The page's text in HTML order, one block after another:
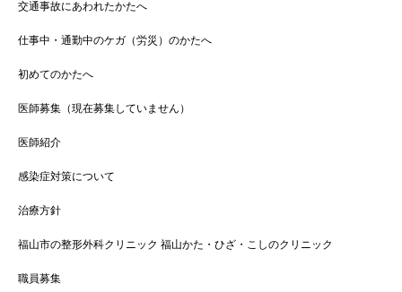
交通事故にあわれたかたへ
仕事中・通勤中のケガ（労災）のかたへ
初めてのかたへ
医師募集（現在募集していません）
医師紹介
感染症対策について
治療方針
福山市の整形外科クリニック 福山かた・ひざ・こしのクリニック
職員募集